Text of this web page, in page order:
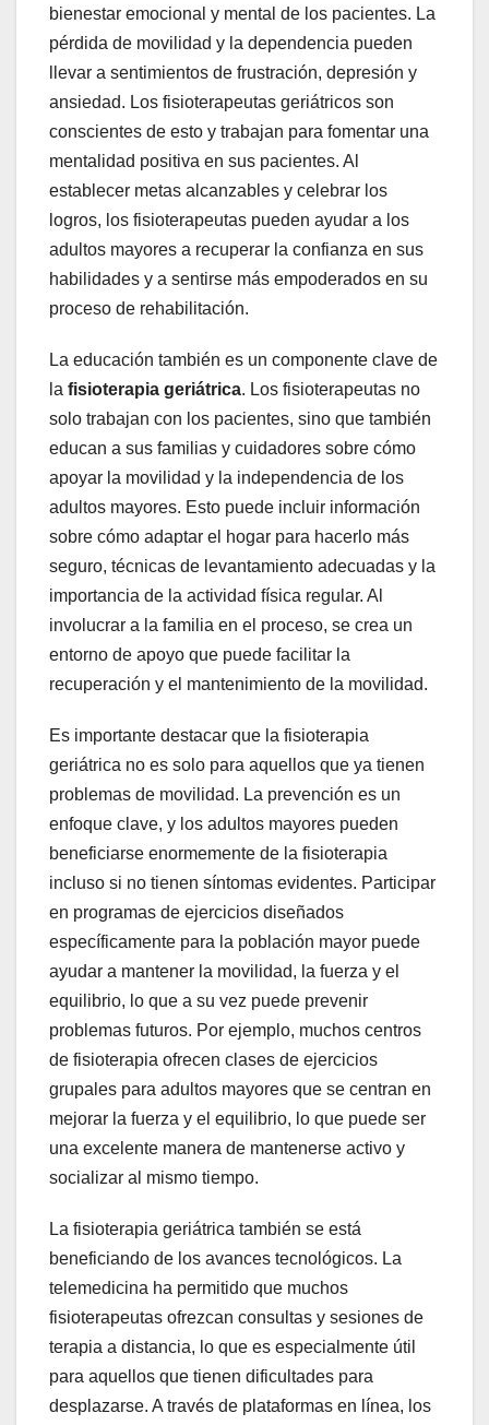
bienestar emocional y mental de los pacientes. La
pérdida de movilidad y la dependencia pueden
llevar a sentimientos de frustración, depresión y
ansiedad. Los fisioterapeutas geriátricos son
conscientes de esto y trabajan para fomentar una
mentalidad positiva en sus pacientes. Al
establecer metas alcanzables y celebrar los
logros, los fisioterapeutas pueden ayudar a los
adultos mayores a recuperar la confianza en sus
habilidades y a sentirse más empoderados en su
proceso de rehabilitación.
La educación también es un componente clave de
la fisioterapia geriátrica. Los fisioterapeutas no
solo trabajan con los pacientes, sino que también
educan a sus familias y cuidadores sobre cómo
apoyar la movilidad y la independencia de los
adultos mayores. Esto puede incluir información
sobre cómo adaptar el hogar para hacerlo más
seguro, técnicas de levantamiento adecuadas y la
importancia de la actividad física regular. Al
involucrar a la familia en el proceso, se crea un
entorno de apoyo que puede facilitar la
recuperación y el mantenimiento de la movilidad.
Es importante destacar que la fisioterapia
geriátrica no es solo para aquellos que ya tienen
problemas de movilidad. La prevención es un
enfoque clave, y los adultos mayores pueden
beneficiarse enormemente de la fisioterapia
incluso si no tienen síntomas evidentes. Participar
en programas de ejercicios diseñados
específicamente para la población mayor puede
ayudar a mantener la movilidad, la fuerza y el
equilibrio, lo que a su vez puede prevenir
problemas futuros. Por ejemplo, muchos centros
de fisioterapia ofrecen clases de ejercicios
grupales para adultos mayores que se centran en
mejorar la fuerza y el equilibrio, lo que puede ser
una excelente manera de mantenerse activo y
socializar al mismo tiempo.
La fisioterapia geriátrica también se está
beneficiando de los avances tecnológicos. La
telemedicina ha permitido que muchos
fisioterapeutas ofrezcan consultas y sesiones de
terapia a distancia, lo que es especialmente útil
para aquellos que tienen dificultades para
desplazarse. A través de plataformas en línea, los